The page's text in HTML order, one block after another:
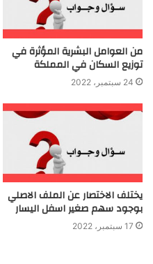
من العوامل البشرية المؤثرة في
توزيع السكان في المملكة
24 سبتمبر، 2022
يختلف الاختصار عن الملف الاصلي
بوجود سهم صغير اسفل اليسار
17 سبتمبر، 2022